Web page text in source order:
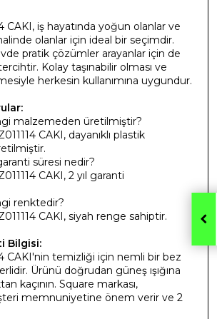
CAKI, iş hayatında yoğun olanlar ve
olanlar için ideal bir seçimdir.
pratik çözümler arayanlar için de
Kolay taşınabilir olması ve
herkesin kullanımına uygundur.
malzemeden üretilmiştir?
CAKI, dayanıklı plastik
süresi nedir?
CAKI, 2 yıl garanti
renktedir?
CAKI, siyah renge sahiptir.
Bilgisi:
CAKI'nin temizliği için nemli bir bez
Ürünü doğrudan güneş ışığına
kaçının. Square markası,
memnuniyetine önem verir ve 2